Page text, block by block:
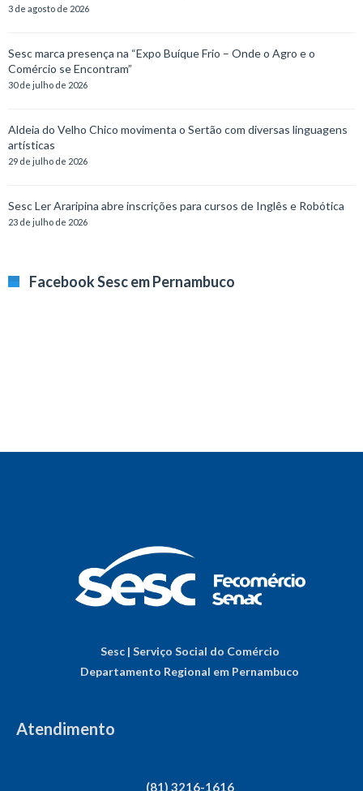
3 de agosto de 2026
Sesc marca presença na “Expo Buíque Frio – Onde o Agro e o
Comércio se Encontram”
30 de julho de 2026
Aldeia do Velho Chico movimenta o Sertão com diversas linguagens
artísticas
29 de julho de 2026
Sesc Ler Araripina abre inscrições para cursos de Inglês e Robótica
23 de julho de 2026
Facebook Sesc em Pernambuco
Sesc | Serviço Social do Comércio
Departamento Regional em Pernambuco
Atendimento
(81) 3216-1616